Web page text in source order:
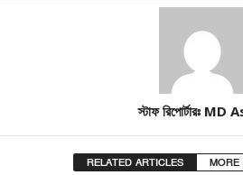
স্টাফ রিপোর্টারঃ MD
RELATED ARTICLES MORE